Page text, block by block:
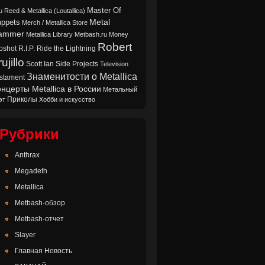
Reed & Metallica (Loutallica) Master Of
Merch / Metallica Store Metal
Metallica Library Metbash.ru Money
R.I.P. Ride the Lightning Robert
Scott Ian Side Projects Television
Знаменитости о Metallica
Metallica в России Метальный
Приколы Хобби и искусство
Рубрики
Anthrax
Megadeth
Metallica
Metbash-обзор
Metbash-отчет
Slayer
Главная Новость